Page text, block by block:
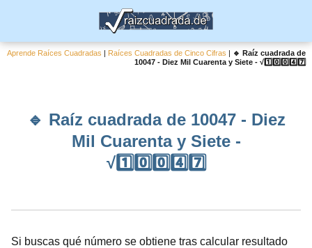
Aprende Raíces Cuadradas | Raíces Cuadradas de Cinco Cifras | 🔹 Raíz cuadrada de
10047 - Diez Mil Cuarenta y Siete - √1️⃣0️⃣0️⃣4️⃣7️⃣
🔹 Raíz cuadrada de 10047 - Diez
Mil Cuarenta y Siete -
√1️⃣0️⃣0️⃣4️⃣7️⃣
Si buscas qué número se obtiene tras calcular resultado